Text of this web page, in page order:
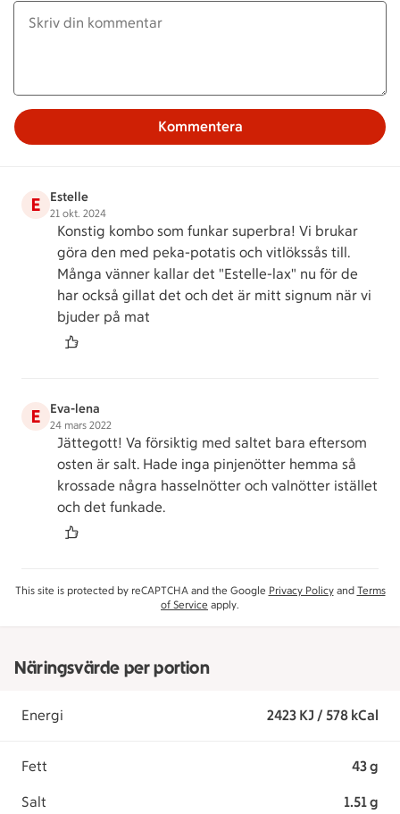
Kommentera
E Estelle
21 okt. 2024
Konstig kombo som funkar superbra! Vi brukar
göra den med peka-potatis och vitlökssås till.
Många vänner kallar det "Estelle-lax" nu för de
har också gillat det och det är mitt signum när vi
bjuder på mat
E Eva-lena
24 mars 2022
Jättegott! Va försiktig med saltet bara eftersom
osten är salt. Hade inga pinjenötter hemma så
krossade några hasselnötter och valnötter istället
och det funkade.
This site is protected by reCAPTCHA and the Google Privacy Policyand Terms
of Service apply.
Näringsvärde per portion
Energi 2423 KJ / 578 kCal
Fett 43 g
Salt 1.51 g